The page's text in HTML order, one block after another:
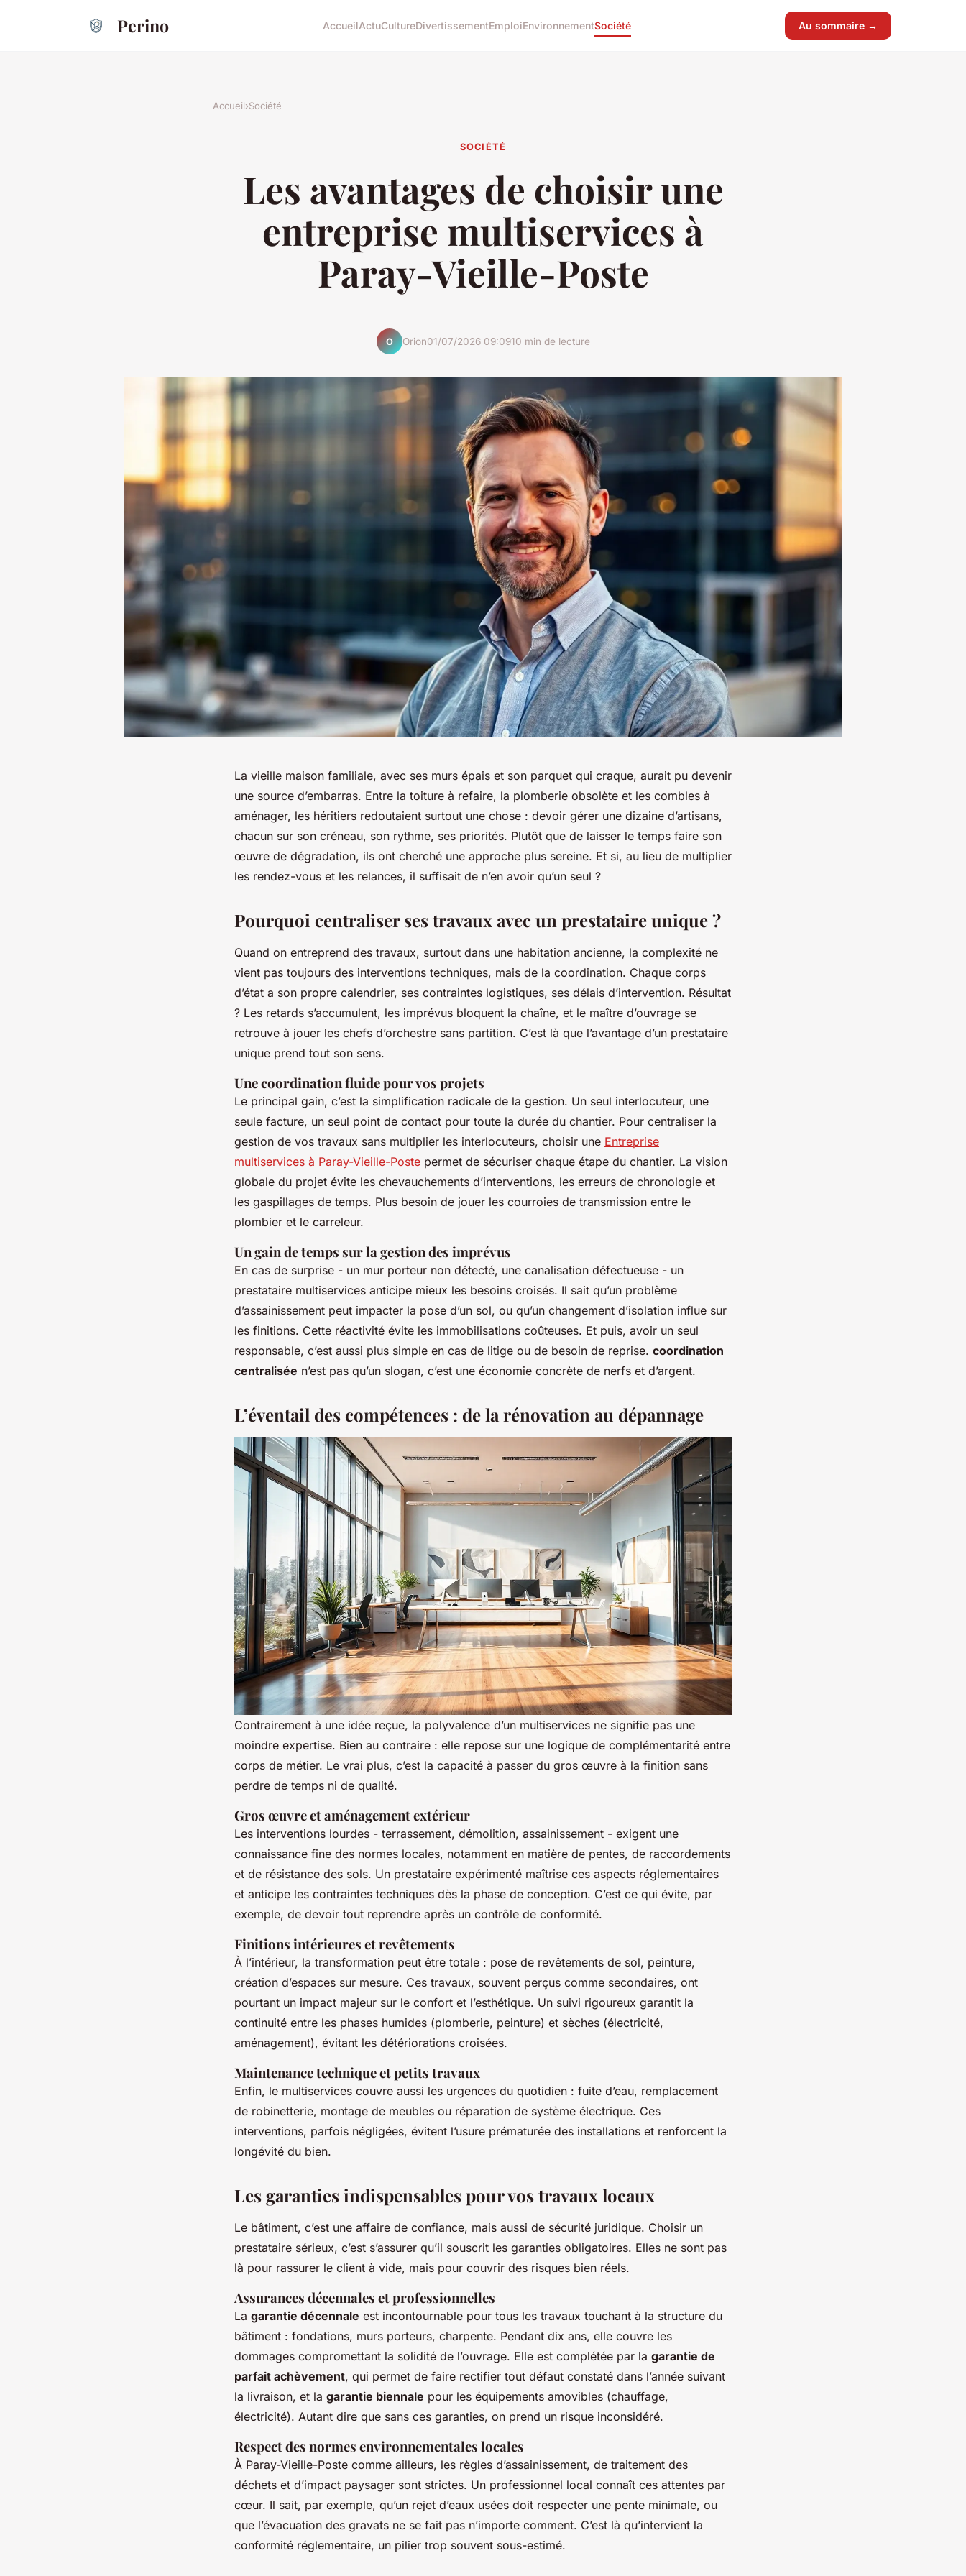
Perino AccueilActuCultureDivertissementEmploiEnvironnementSociété Au sommaire →
Accueil›Société
SOCIÉTÉ
Les avantages de choisir une
entreprise multiservices à
Paray-Vieille-Poste
O Orion01/07/2026 09:0910 min de lecture
La vieille maison familiale, avec ses murs épais et son parquet qui craque, aurait pu devenir
une source d’embarras. Entre la toiture à refaire, la plomberie obsolète et les combles à
aménager, les héritiers redoutaient surtout une chose : devoir gérer une dizaine d’artisans,
chacun sur son créneau, son rythme, ses priorités. Plutôt que de laisser le temps faire son
œuvre de dégradation, ils ont cherché une approche plus sereine. Et si, au lieu de multiplier
les rendez-vous et les relances, il suffisait de n’en avoir qu’un seul ?
Pourquoi centraliser ses travaux avec un prestataire unique ?
Quand on entreprend des travaux, surtout dans une habitation ancienne, la complexité ne
vient pas toujours des interventions techniques, mais de la coordination. Chaque corps
d’état a son propre calendrier, ses contraintes logistiques, ses délais d’intervention. Résultat
? Les retards s’accumulent, les imprévus bloquent la chaîne, et le maître d’ouvrage se
retrouve à jouer les chefs d’orchestre sans partition. C’est là que l’avantage d’un prestataire
unique prend tout son sens.
Une coordination fluide pour vos projets
Le principal gain, c’est la simplification radicale de la gestion. Un seul interlocuteur, une
seule facture, un seul point de contact pour toute la durée du chantier. Pour centraliser la
gestion de vos travaux sans multiplier les interlocuteurs, choisir une Entreprise
multiservices à Paray-Vieille-Poste permet de sécuriser chaque étape du chantier. La vision
globale du projet évite les chevauchements d’interventions, les erreurs de chronologie et
les gaspillages de temps. Plus besoin de jouer les courroies de transmission entre le
plombier et le carreleur.
Un gain de temps sur la gestion des imprévus
En cas de surprise - un mur porteur non détecté, une canalisation défectueuse - un
prestataire multiservices anticipe mieux les besoins croisés. Il sait qu’un problème
d’assainissement peut impacter la pose d’un sol, ou qu’un changement d’isolation influe sur
les finitions. Cette réactivité évite les immobilisations coûteuses. Et puis, avoir un seul
responsable, c’est aussi plus simple en cas de litige ou de besoin de reprise. coordination
centralisée n’est pas qu’un slogan, c’est une économie concrète de nerfs et d’argent.
L’éventail des compétences : de la rénovation au dépannage
Contrairement à une idée reçue, la polyvalence d’un multiservices ne signifie pas une
moindre expertise. Bien au contraire : elle repose sur une logique de complémentarité entre
corps de métier. Le vrai plus, c’est la capacité à passer du gros œuvre à la finition sans
perdre de temps ni de qualité.
Gros œuvre et aménagement extérieur
Les interventions lourdes - terrassement, démolition, assainissement - exigent une
connaissance fine des normes locales, notamment en matière de pentes, de raccordements
et de résistance des sols. Un prestataire expérimenté maîtrise ces aspects réglementaires
et anticipe les contraintes techniques dès la phase de conception. C’est ce qui évite, par
exemple, de devoir tout reprendre après un contrôle de conformité.
Finitions intérieures et revêtements
À l’intérieur, la transformation peut être totale : pose de revêtements de sol, peinture,
création d’espaces sur mesure. Ces travaux, souvent perçus comme secondaires, ont
pourtant un impact majeur sur le confort et l’esthétique. Un suivi rigoureux garantit la
continuité entre les phases humides (plomberie, peinture) et sèches (électricité,
aménagement), évitant les détériorations croisées.
Maintenance technique et petits travaux
Enfin, le multiservices couvre aussi les urgences du quotidien : fuite d’eau, remplacement
de robinetterie, montage de meubles ou réparation de système électrique. Ces
interventions, parfois négligées, évitent l’usure prématurée des installations et renforcent la
longévité du bien.
Les garanties indispensables pour vos travaux locaux
Le bâtiment, c’est une affaire de confiance, mais aussi de sécurité juridique. Choisir un
prestataire sérieux, c’est s’assurer qu’il souscrit les garanties obligatoires. Elles ne sont pas
là pour rassurer le client à vide, mais pour couvrir des risques bien réels.
Assurances décennales et professionnelles
La garantie décennale est incontournable pour tous les travaux touchant à la structure du
bâtiment : fondations, murs porteurs, charpente. Pendant dix ans, elle couvre les
dommages compromettant la solidité de l’ouvrage. Elle est complétée par la garantie de
parfait achèvement, qui permet de faire rectifier tout défaut constaté dans l’année suivant
la livraison, et la garantie biennale pour les équipements amovibles (chauffage,
électricité). Autant dire que sans ces garanties, on prend un risque inconsidéré.
Respect des normes environnementales locales
À Paray-Vieille-Poste comme ailleurs, les règles d’assainissement, de traitement des
déchets et d’impact paysager sont strictes. Un professionnel local connaît ces attentes par
cœur. Il sait, par exemple, qu’un rejet d’eaux usées doit respecter une pente minimale, ou
que l’évacuation des gravats ne se fait pas n’importe comment. C’est là qu’intervient la
conformité réglementaire, un pilier trop souvent sous-estimé.